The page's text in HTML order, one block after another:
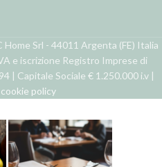
Srl - 44011 Argenta (FE) Italia
e iscrizione Registro Imprese di
| Capitale Sociale € 1.250.000 i.v |
policy